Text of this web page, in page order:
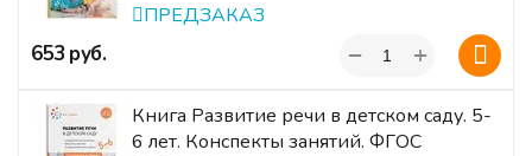
ПРЕДЗАКАЗ
‍653‍руб. +
−
Книга Развитие речи в детском саду. 5-
6 лет. Конспекты занятий. ФГОС